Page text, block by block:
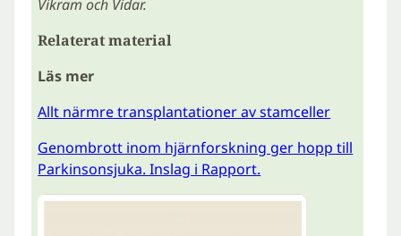
Vikram och Vidar.
Relaterat material
Läs mer
Allt närmre transplantationer av stamceller
Genombrott inom hjärnforskning ger hopp till
Parkinsonsjuka. Inslag i Rapport.